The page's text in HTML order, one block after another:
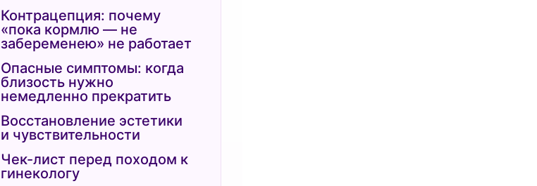
Контрацепция: почему
«пока кормлю — не
забеременею» не работает
Опасные симптомы: когда
близость нужно
немедленно прекратить
Восстановление эстетики
и чувствительности
Чек-лист перед походом к
гинекологу